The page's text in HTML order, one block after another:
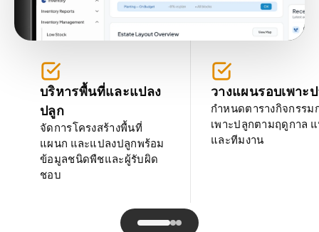
บริหารพื้นที่และแปลง
ปลูก
จัดการโครงสร้างพื้นที่
แผนก และแปลงปลูกพร้อม
ข้อมูลชนิดพืชและผู้รับผิด
ชอบ
วางแผนรอบเพาะ
กำหนดตารางกิจกรรม
เพาะปลูกตามฤดูกาล
และทีมงาน